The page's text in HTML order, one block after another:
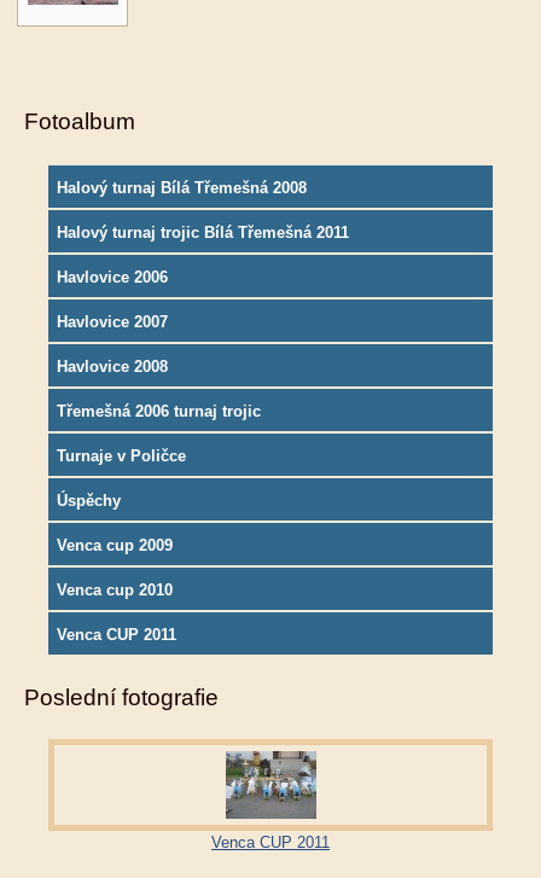
Fotoalbum
Halový turnaj Bílá Třemešná 2008
Halový turnaj trojic Bílá Třemešná 2011
Havlovice 2006
Havlovice 2007
Havlovice 2008
Třemešná 2006 turnaj trojic
Turnaje v Poličce
Úspěchy
Venca cup 2009
Venca cup 2010
Venca CUP 2011
Poslední fotografie
Venca CUP 2011